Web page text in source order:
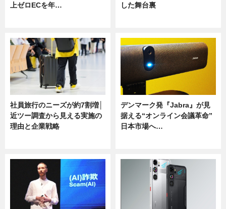
上ゼロECを年…
した舞台裏
社員旅行のニーズが約7割増│
近ツー調査から見える実施の
理由と企業戦略
デンマーク発『Jabra』が見
据える“オンライン会議革命”
日本市場へ…